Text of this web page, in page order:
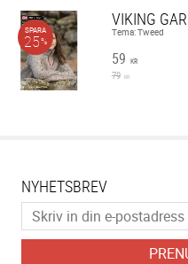
VIKING
Tema: Tweed
59 KR
79 KR
SPARA
25%
NYHETSBREV